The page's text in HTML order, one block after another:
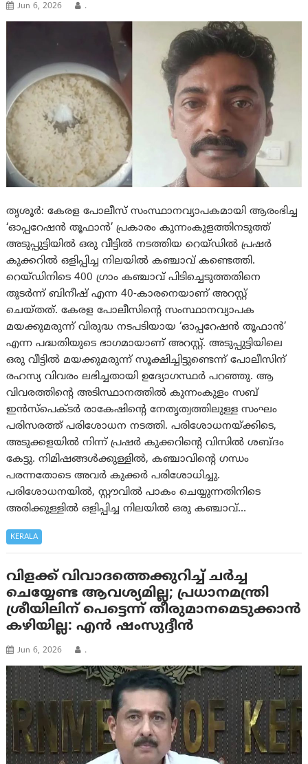
Jun 6, 2026 .
തൃശൂർ: കേരള പോലീസ് സംസ്ഥാനവ്യാപകമായി ആരംഭിച്ച
‘ഓപ്പറേഷന്‍ തൂഫാന്‍’ പ്രകാരം കുന്നംകുളത്തിനടുത്ത്
അടുപ്പുട്ടിയിൽ ഒരു വീട്ടില്‍ നടത്തിയ റെയ്ഡില്‍ പ്രഷര്‍
കുക്കറിൽ ഒളിപ്പിച്ച നിലയിൽ കഞ്ചാവ് കണ്ടെത്തി.
റെയ്ഡിനിടെ 400 ഗ്രാം കഞ്ചാവ് പിടിച്ചെടുത്തതിനെ
തുടർന്ന് ബിനീഷ് എന്ന 40-കാരനെയാണ് അറസ്റ്റ്
ചെയ്തത്. കേരള പോലീസിന്റെ സംസ്ഥാനവ്യാപക
മയക്കുമരുന്ന് വിരുദ്ധ നടപടിയായ ‘ഓപ്പറേഷൻ തൂഫാന്‍’
എന്ന പദ്ധതിയുടെ ഭാഗമായാണ് അറസ്റ്റ്. അടുപ്പുട്ടിയിലെ
ഒരു വീട്ടിൽ മയക്കുമരുന്ന് സൂക്ഷിച്ചിട്ടുണ്ടെന്ന് പോലീസിന്
രഹസ്യ വിവരം ലഭിച്ചതായി ഉദ്യോഗസ്ഥർ പറഞ്ഞു. ആ
വിവരത്തിന്റെ അടിസ്ഥാനത്തിൽ കുന്നംകുളം സബ്
ഇൻസ്പെക്ടർ രാകേഷിന്റെ നേതൃത്വത്തിലുള്ള സംഘം
പരിസരത്ത് പരിശോധന നടത്തി. പരിശോധനയ്ക്കിടെ,
അടുക്കളയിൽ നിന്ന് പ്രഷർ കുക്കറിന്റെ വിസിൽ ശബ്ദം
കേട്ടു. നിമിഷങ്ങൾക്കുള്ളിൽ, കഞ്ചാവിന്റെ ഗന്ധം
പരന്നതോടെ അവർ കുക്കർ പരിശോധിച്ചു.
പരിശോധനയിൽ, സ്റ്റൗവിൽ പാകം ചെയ്യുന്നതിനിടെ
അരിക്കുള്ളിൽ ഒളിപ്പിച്ച നിലയിൽ ഒരു കഞ്ചാവ്…
KERALA
വിളക്ക് വിവാദത്തെക്കുറിച്ച് ചർച്ച
ചെയ്യേണ്ട ആവശ്യമില്ല; പ്രധാനമന്ത്രി
ശ്രീയിലിന് പെട്ടെന്ന് തീരുമാനമെടുക്കാൻ
കഴിയില്ല: എൻ ഷംസുദ്ദീൻ
Jun 6, 2026 .